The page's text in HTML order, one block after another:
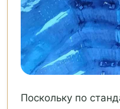
Поскольку по